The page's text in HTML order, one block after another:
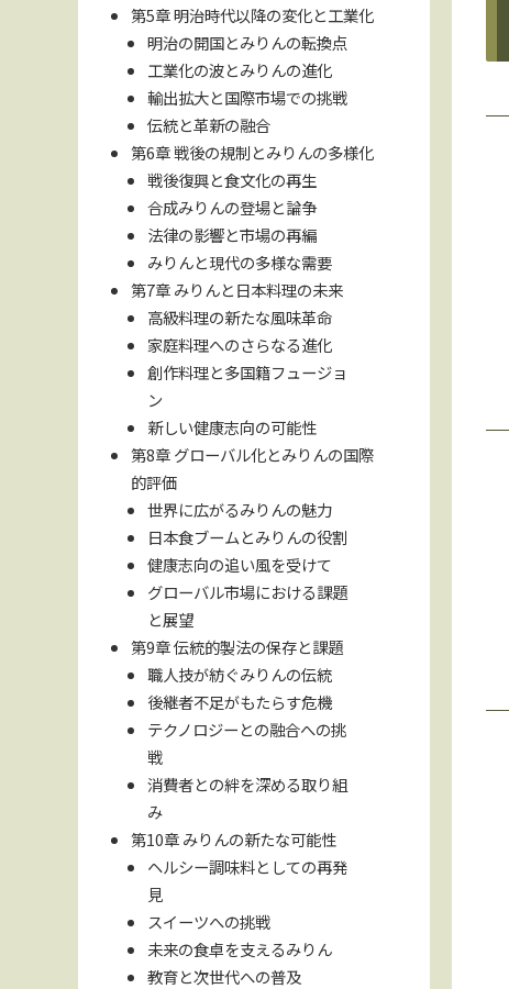
第5章 明治時代以降の変化と工業化
明治の開国とみりんの転換点
工業化の波とみりんの進化
輸出拡大と国際市場での挑戦
伝統と革新の融合
第6章 戦後の規制とみりんの多様化
戦後復興と食文化の再生
合成みりんの登場と論争
法律の影響と市場の再編
みりんと現代の多様な需要
第7章 みりんと日本料理の未来
高級料理の新たな風味革命
家庭料理へのさらなる進化
創作料理と多国籍フュージョ
ン
新しい健康志向の可能性
第8章 グローバル化とみりんの国際
的評価
世界に広がるみりんの魅力
日本食ブームとみりんの役割
健康志向の追い風を受けて
グローバル市場における課題
と展望
第9章 伝統的製法の保存と課題
職人技が紡ぐみりんの伝統
後継者不足がもたらす危機
テクノロジーとの融合への挑
戦
消費者との絆を深める取り組
み
第10章 みりんの新たな可能性
ヘルシー調味料としての再発
見
スイーツへの挑戦
未来の食卓を支えるみりん
教育と次世代への普及